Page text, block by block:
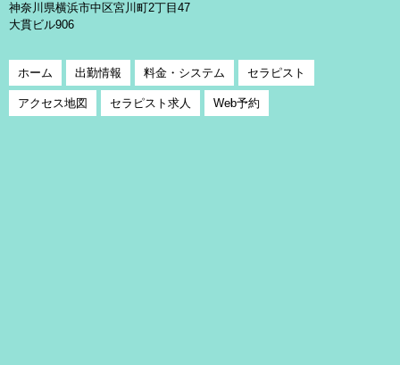
神奈川県横浜市中区宮川町2丁目47
大貫ビル906
ホーム 出勤情報 料金・システム セラピスト
アクセス地図 セラピスト求人 Web予約